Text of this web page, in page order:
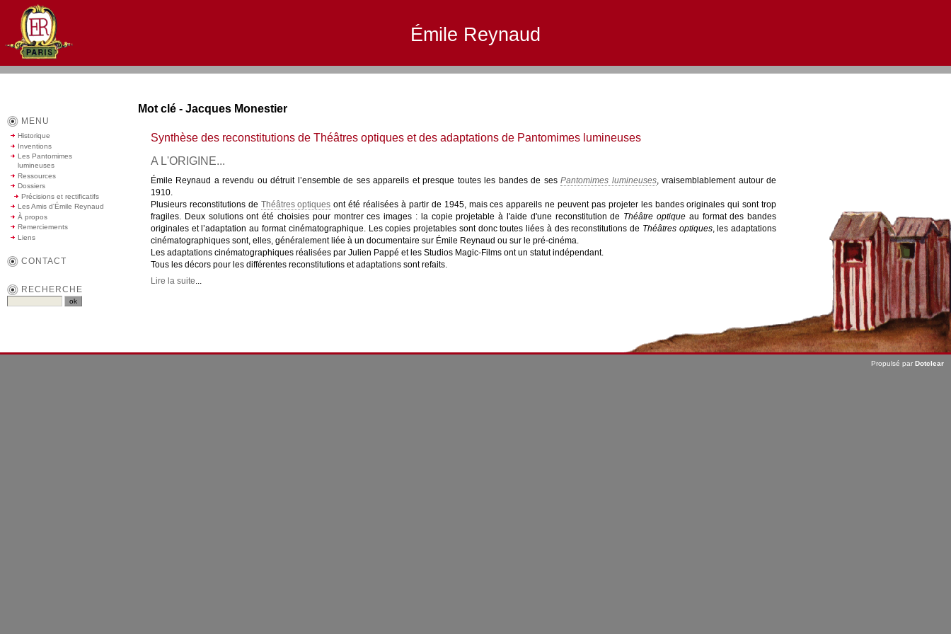
Émile Reynaud
Mot clé - Jacques Monestier
Synthèse des reconstitutions de Théâtres optiques et des adaptations de Pantomimes lumineuses
A L'ORIGINE...
Émile Reynaud a revendu ou détruit l’ensemble de ses appareils et presque toutes les bandes de sesPantomimes lumineuses, vraisemblablement autour de
1910.
Plusieurs reconstitutions de Théâtres optiques ont été réalisées à partir de 1945, mais ces appareils ne peuvent pas projeter les bandes originales qui sont trop
fragiles. Deux solutions ont été choisies pour montrer ces images : la copie projetable à l'aide d'une reconstitution de Théâtre optiqueau format des bandes
originales et l’adaptation au format cinématographique. Les copies projetables sont donc toutes liées à des reconstitutions de Théâtres optiques, les adaptations
cinématographiques sont, elles, généralement liée à un documentaire sur Émile Reynaud ou sur le pré-cinéma.
Les adaptations cinématographiques réalisées par Julien Pappé et les Studios Magic-Films ont un statut indépendant.
Tous les décors pour les différentes reconstitutions et adaptations sont refaits.
Lire la suite...
MENU
Historique
Inventions
Les Pantomimes
lumineuses
Ressources
Dossiers
Précisions et rectificatifs
Les Amis d'Émile Reynaud
À propos
Remerciements
Liens
CONTACT
RECHERCHE
Propulsé par Dotclear